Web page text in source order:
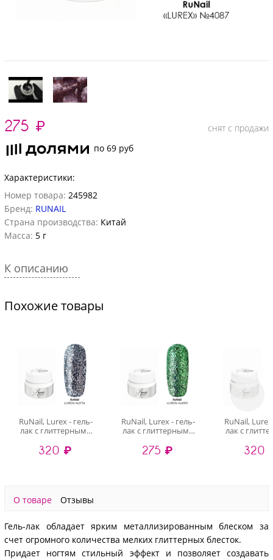
275 ₽
снят с продажи
по 69 руб
Характеристики:
Номер товара: 245982
Бренд: RUNAIL
Страна производства: Китай
Масса: 5 г
К описанию
Похожие товары
RuNail, Lurex - гель-
лак с глиттерными
гр
320 ₽
RuNail, Lurex - гель-
лак с глиттерными
гр
275 ₽
RuNail,
лак с
гр
320
О товаре Отзывы
Гель-лак обладает ярким металлизированным блеском за
счет огромного количества мелких глиттерных блесток.
Придает ногтям стильный эффект и позволяет создавать